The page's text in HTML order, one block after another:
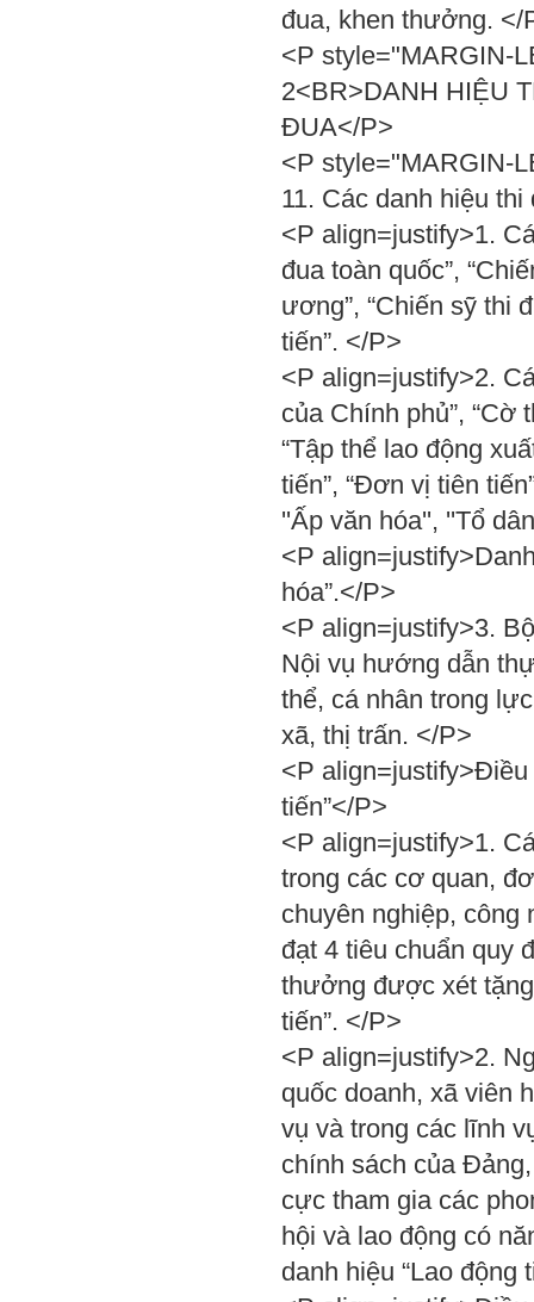
đua, khen thưởng. </
<P style="MARGIN-
2<BR>DANH HIỆU
ĐUA</P>
<P style="MARGIN-
11. Các danh hiệu thi
<P align=justify>1.
đua toàn quốc”,
ương”, “Chiến sỹ thi
tiến”. </P>
<P align=justify>2.
của Chính phủ”, “Cờ
“Tập thể lao động
tiến”, “Đơn vị tiên
''Ấp văn hóa'', ''Tổ
<P
hóa”.</P>
<P align=justify>3.
Nội vụ hướng dẫn
thể, cá nhân trong
xã, thị trấn. </P>
<P align=justify>Điều
tiến”</P>
<P align=justify>1.
trong các cơ quan,
chuyên nghiệp, công
đạt 4 tiêu chuẩn quy
thưởng được xét tặng
tiến”. </P>
<P align=justify>2.
quốc doanh, xã viên
vụ và trong các lĩnh
chính sách của
cực tham gia các
hội và lao động có
danh hiệu “Lao động